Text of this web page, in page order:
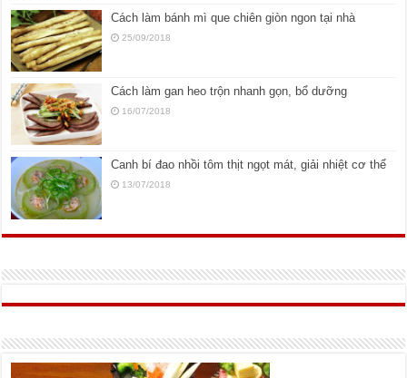
Cách làm bánh mì que chiên giòn ngon tại nhà
25/09/2018
Cách làm gan heo trộn nhanh gọn, bổ dưỡng
16/07/2018
Canh bí đao nhồi tôm thịt ngọt mát, giải nhiệt cơ thể
13/07/2018